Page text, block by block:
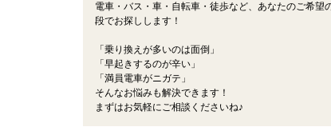
電車・バス・車・自転車・徒歩など、あなたのご希望
段でお探しします！
「乗り換えが多いのは面倒」
「早起きするのが辛い」
「満員電車がニガテ」
そんなお悩みも解決できます！
まずはお気軽にご相談くださいね♪